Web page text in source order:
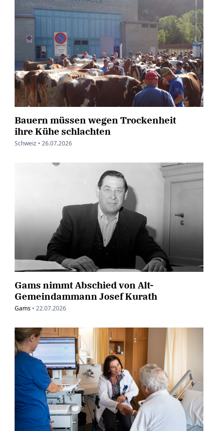
Bauern müssen wegen Trockenheit
ihre Kühe schlachten
Schweiz • 26.07.2026
Gams nimmt Abschied von Alt-
Gemeindammann Josef Kurath
Gams • 22.07.2026